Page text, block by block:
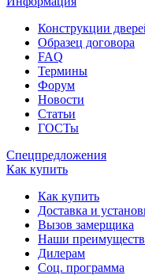
Конструкции
Образец договора
FAQ
Термины
Форум
Новости
Статьи
ГОСТы
Спецпредложения
Как купить
Как купить
Доставка и
Вызов замерщика
Наши
Дилерам
Соц. программа